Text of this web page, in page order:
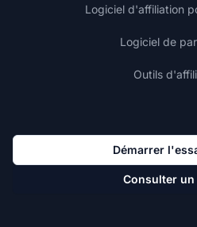
Logiciel d'affiliation
Logiciel de
Outils
Démarrer
Consulter